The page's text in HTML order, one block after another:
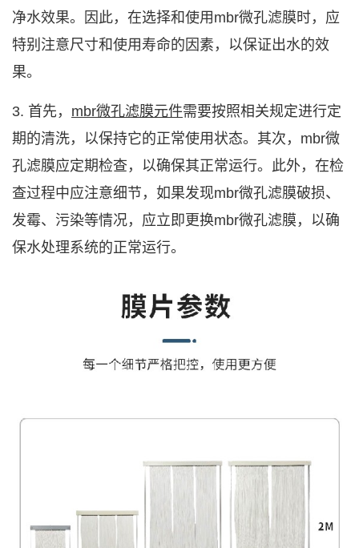
净水效果。因此，在选择和使用 mbr微孔滤膜时，应
特别注意尺寸和使用寿命的因素，以保证出水的效
果。
3. 首先， mbr微孔滤膜元件需要按照相关规定进行定
期的清洗，以保持它的正常使用状态。其次， mbr微
孔滤膜应定期检查，以确保其正常运行。此外，在检
查过程中应注意细节，如果发现mbr微孔滤膜破损、
发霉、污染等情况，应立即更换mbr微孔滤膜 ，以确
保水处理系统的正常运行。